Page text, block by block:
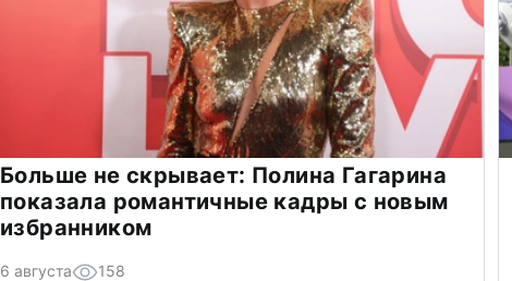
Больше не скрывает: Полина Гагарина
показала романтичные кадры с новым
избранником
6 августа 158